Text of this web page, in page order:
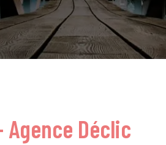
Déclic